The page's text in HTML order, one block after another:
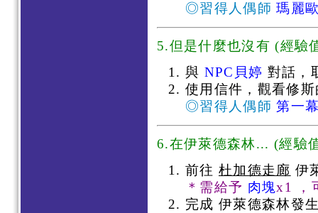
◎習得人偶師瑪麗
5.但是什麼也沒有 (經驗
與 NPC貝婷 對話，
使用信件，觀看修
◎習得人偶師第一
6.在伊萊德森林... (經驗
前往 杜加德走廊 伊
＊需給予 肉塊x1 ，
完成 伊萊德森林發